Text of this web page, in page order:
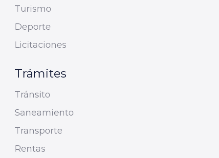
Turismo
Deporte
Licitaciones
Trámites
Tránsito
Saneamiento
Transporte
Rentas